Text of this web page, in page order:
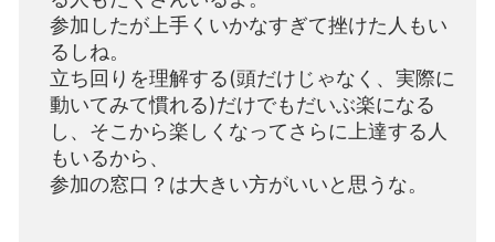
参加したが上手くいかなすぎて挫けた人もい
るしね。
立ち回りを理解する(頭だけじゃなく、実際に
動いてみて慣れる)だけでもだいぶ楽になる
し、そこから楽しくなってさらに上達する人
もいるから、
参加の窓口？は大きい方がいいと思うな。